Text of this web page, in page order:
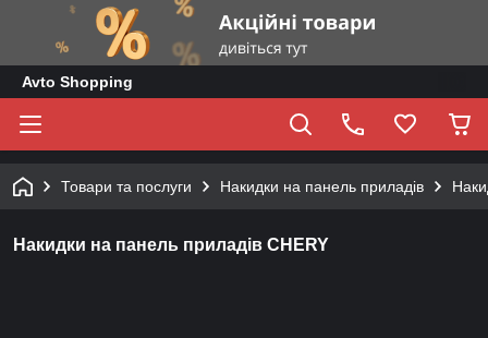
Avto Shopping
Товари та послуги Накидки на панель приладів
Накидки на панель приладів CHERY